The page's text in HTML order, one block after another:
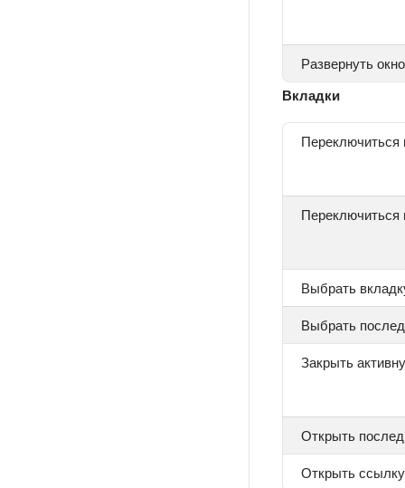
Развернуть
Вкладки
Переключиться
Переключиться
Выбрать
Выбрать
Закрыть
Открыть
Открыть